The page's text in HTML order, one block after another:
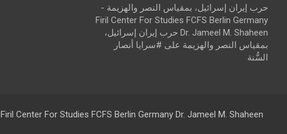
حرب إيران إسرائيل، بمقياس النصر والهزيمة -
Firil Center For Studies FCFS Berlin Germany
Dr. Jameel M. Shaheen حرب إيران إسرائيل،
بمقياس النصر والهزيمة على #سرايا أنصار
السُّنة
Firil Center For Studies FCFS Berlin Germany Dr. Jameel M. Shaheen